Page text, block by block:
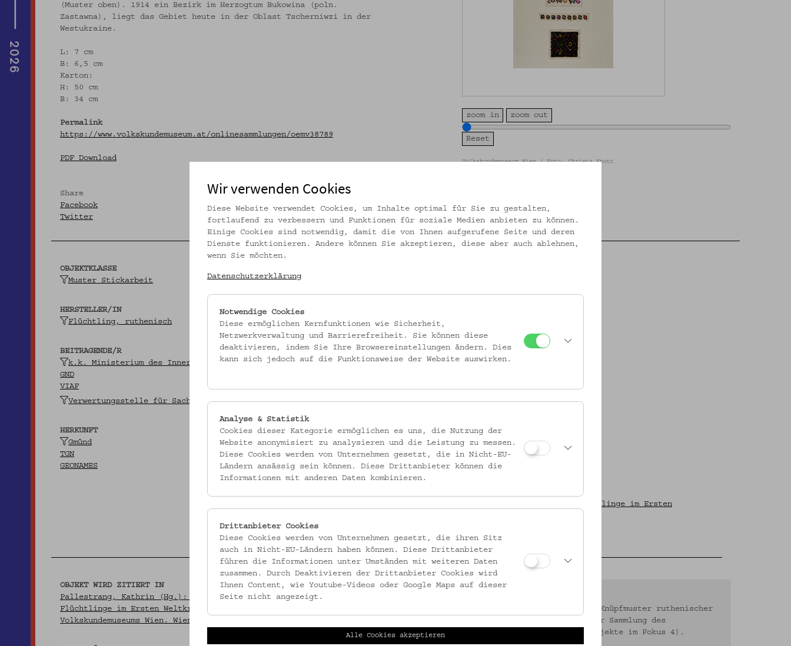
(Muster oben). 1914 ein Bezirk im Herzogtum Bukowina (poln.
Zastawna), liegt das Gebiet heute in der Oblast Tscherniwzi in der
Westukraine.
L: 7 cm
B: 6,5 cm
Karton:
H: 50 cm
B: 34 cm
Permalink
https://www.volkskundemuseum.at/onlinesammlungen/oemv38789
PDF Download
Share
Facebook
Twitter
zoom in zoom out
Volkskundemuseum Wien / Foto: Christa Knott
OBJEKTKLASSE
Muster Stickarbeit
HERSTELLER/IN
Flüchtling, ruthenisch
BEITRAGENDE/R
k.k. Ministerium des Innern
GND
VIAF
Verwertungsstelle für Sachgüter der Flüchtlingsfürsorge
HERKUNFT
Gmünd
TGN
GEONAMES
Zellulosische Faser
Baumwollgarn
ABBILDUNG
Geometrisches Motiv
Stick- und Knüpfmuster ruthenischer Flüchtlinge im Ersten
OBJEKT WIRD ZITIERT IN
Pallestrang, Kathrin (Hg.): Stick- und Knüpfmuster ruthenischer
Flüchtlinge im Ersten Weltkrieg. Aus der Sammlung des
Volkskundemuseums Wien. Wien 2014, S. 64.
Pallestrang, Kathrin (Hg.): Stick- und Knüpfmuster ruthenischer
Flüchtlinge im Ersten Weltkrieg. Aus der Sammlung des
Volkskundemuseums Wien. Wien 2014 (= Objekte im Fokus 4).
Wir verwenden Cookies
Diese Website verwendet Cookies, um Inhalte optimal für Sie zu gestalten,
fortlaufend zu verbessern und Funktionen für soziale Medien anbieten zu können.
Einige Cookies sind notwendig, damit die von Ihnen aufgerufene Seite und deren
Dienste funktionieren. Andere können Sie akzeptieren, diese aber auch ablehnen,
wenn Sie möchten.
Datenschutzerklärung
Notwendige Cookies
Diese ermöglichen Kernfunktionen wie Sicherheit,
Netzwerkverwaltung und Barrierefreiheit. Sie können diese
deaktivieren, indem Sie Ihre Browsereinstellungen ändern. Dies
kann sich jedoch auf die Funktionsweise der Website auswirken.
Analyse & Statistik
Cookies dieser Kategorie ermöglichen es uns, die Nutzung der
Website anonymisiert zu analysieren und die Leistung zu messen.
Diese Cookies werden von Unternehmen gesetzt, die in Nicht-EU-
Ländern ansässig sein können. Diese Drittanbieter können die
Informationen mit anderen Daten kombinieren.
Drittanbieter Cookies
Diese Cookies werden von Unternehmen gesetzt, die ihren Sitz
auch in Nicht-EU-Ländern haben können. Diese Drittanbieter
führen die Informationen unter Umständen mit weiteren Daten
zusammen. Durch Deaktivieren der Drittanbieter Cookies wird
Ihnen Content, wie Youtube-Videos oder Google Maps auf dieser
Seite nicht angezeigt.
Alle Cookies akzeptieren